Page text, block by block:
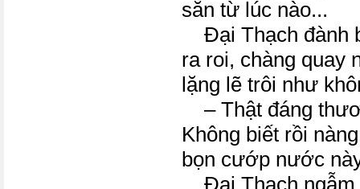
sẵn từ lúc nào...
Đại Thạch đành
ra roi, chàng quay
lặng lẽ trôi như
– Thật đáng
Không biết rồi
bọn cướp nước
Đại Thạch ngẫm